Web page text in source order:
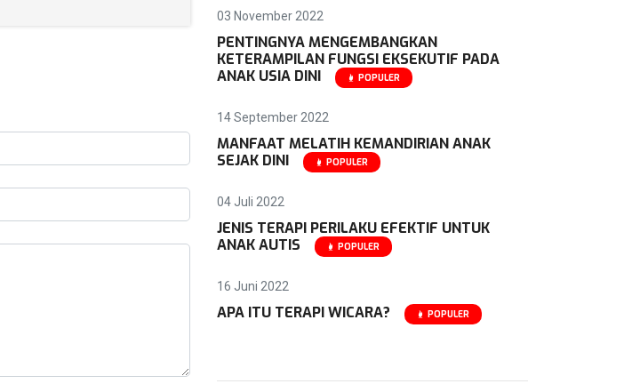
03 November 2022
PENTINGNYA MENGEMBANGKAN
KETERAMPILAN FUNGSI EKSEKUTIF PADA
ANAK USIA DINI
POPULER
14 September 2022
MANFAAT MELATIH KEMANDIRIAN ANAK
SEJAK DINI
POPULER
04 Juli 2022
JENIS TERAPI PERILAKU EFEKTIF UNTUK
ANAK AUTIS
POPULER
16 Juni 2022
APA ITU TERAPI WICARA? POPULER